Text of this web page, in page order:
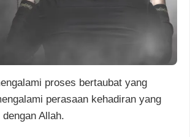
proses bertaubat yang
perasaan kehadiran yang
Allah.